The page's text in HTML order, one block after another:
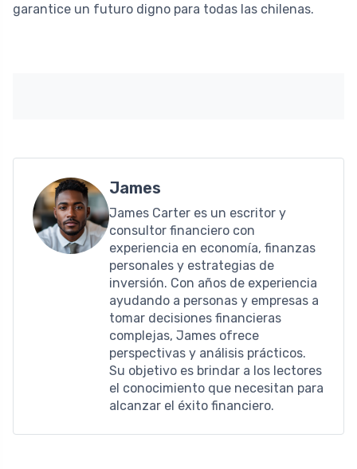
garantice un futuro digno para todas las chilenas.
James
James Carter es un escritor y
consultor financiero con
experiencia en economía, finanzas
personales y estrategias de
inversión. Con años de experiencia
ayudando a personas y empresas a
tomar decisiones financieras
complejas, James ofrece
perspectivas y análisis prácticos.
Su objetivo es brindar a los lectores
el conocimiento que necesitan para
alcanzar el éxito financiero.